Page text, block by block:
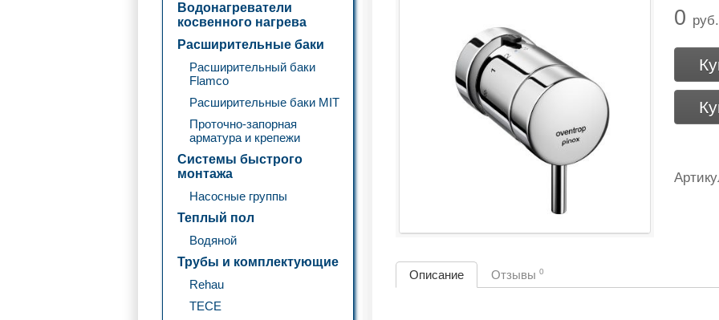
Водонагреватели
косвенного нагрева
Расширительные баки
Расширительный баки
Flamco
Расширительные баки MIT
Проточно-запорная
арматура и крепежи
Системы быстрого
монтажа
Насосные группы
Теплый пол
Водяной
Трубы и комплектующие
Rehau
TECE
0 руб.
Описание Отзывы 0